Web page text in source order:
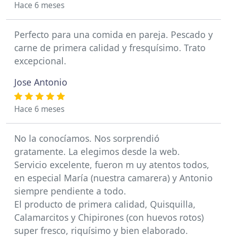
Hace 6 meses
Perfecto para una comida en pareja. Pescado y
carne de primera calidad y fresquísimo. Trato
excepcional.
Jose Antonio
Hace 6 meses
No la conocíamos. Nos sorprendió
gratamente. La elegimos desde la web.
Servicio excelente, fueron m uy atentos todos,
en especial María (nuestra camarera) y Antonio
siempre pendiente a todo.
El producto de primera calidad, Quisquilla,
Calamarcitos y Chipirones (con huevos rotos)
super fresco, riquísimo y bien elaborado.